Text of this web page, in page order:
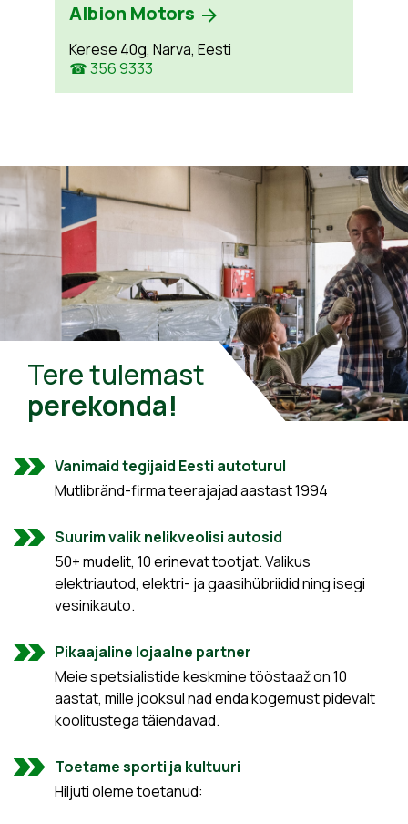
Albion Motors
Kerese 40g, Narva, Eesti
☎ 356 9333
Tere tulemast
perekonda!
Vanimaid tegijaid Eesti autoturul
Mutlibränd-firma teerajajad aastast 1994
Suurim valik nelikveolisi autosid
50+ mudelit, 10 erinevat tootjat. Valikus
elektriautod, elektri- ja gaasihübriidid ning isegi
vesinikauto.
Pikaajaline lojaalne partner
Meie spetsialistide keskmine tööstaaž on 10
aastat, mille jooksul nad enda kogemust pidevalt
koolitustega täiendavad.
Toetame sporti ja kultuuri
Hiljuti oleme toetanud: